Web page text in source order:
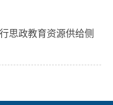
思政教育资源供给侧